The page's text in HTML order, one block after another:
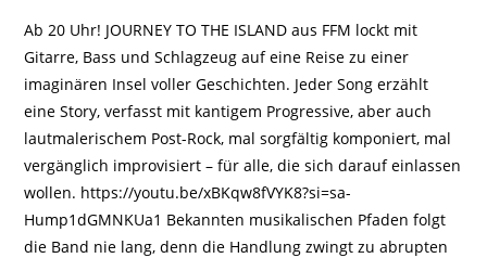
Ab 20 Uhr! JOURNEY TO THE ISLAND aus FFM lockt mit
Gitarre, Bass und Schlagzeug auf eine Reise zu einer
imaginären Insel voller Geschichten. Jeder Song erzählt
eine Story, verfasst mit kantigem Progressive, aber auch
lautmalerischem Post-Rock, mal sorgfältig komponiert, mal
vergänglich improvisiert – für alle, die sich darauf einlassen
wollen. https://youtu.be/xBKqw8fVYK8?si=sa-
Hump1dGMNKUa1 Bekannten musikalischen Pfaden folgt
die Band nie lang, denn die Handlung zwingt zu abrupten